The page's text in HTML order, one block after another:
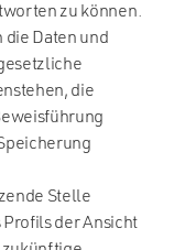
zu können.
die Daten und
die
Stelle
der Ansicht